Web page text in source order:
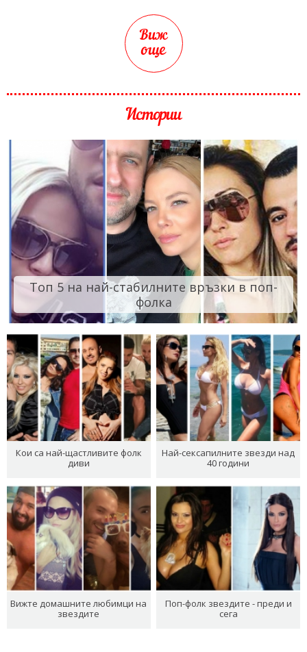
Виж
още
Истории
Топ 5 на най-стабилните връзки в поп-
фолка
Кои са най-щастливите фолк
диви
Най-сексапилните звезди над
40 години
Вижте домашните любимци на
звездите
Поп-фолк звездите - преди и
сега